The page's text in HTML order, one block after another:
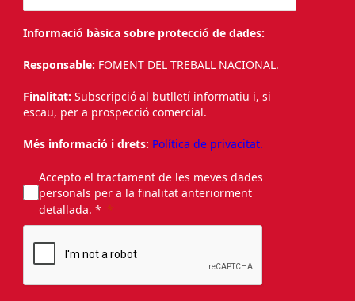
Informació bàsica sobre protecció de dades:
Responsable: FOMENT DEL TREBALL NACIONAL.
Finalitat: Subscripció al butlletí informatiu i, si
escau, per a prospecció comercial.
Més informació i drets: Política de privacitat.
Accepto el tractament de les meves dades
personals per a la finalitat anteriorment
detallada. *